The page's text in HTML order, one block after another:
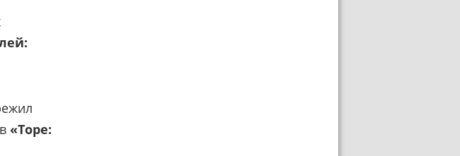
«Торе: